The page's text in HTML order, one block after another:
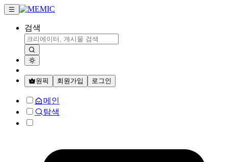
검색
원픽 회원가입 로그인
메인
탐색